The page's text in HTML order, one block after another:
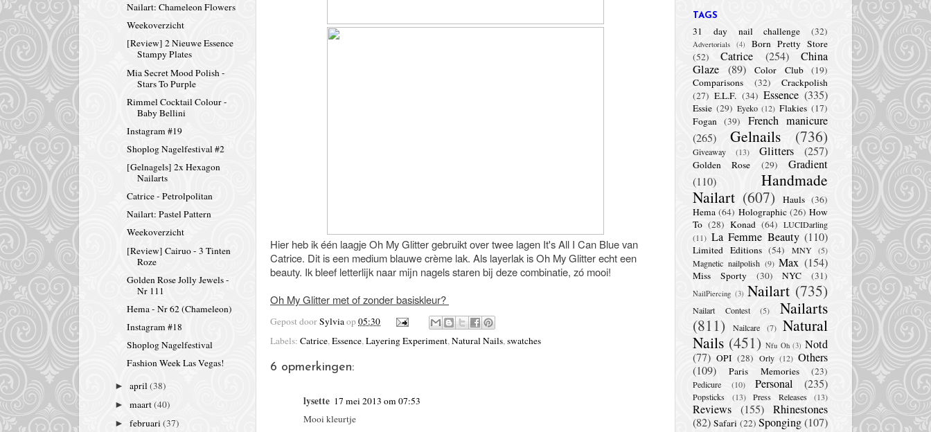
Hier heb ik één laagje Oh My Glitter gebruikt over twee lagen It's All I Can Blue van
Catrice. Dit is een medium blauwe crème lak. Als layerlak is Oh My Glitter echt een
beauty. Ik bleef letterlijk naar mijn nagels staren bij deze combinatie, zó mooi!
Oh My Glitter met of zonder basiskleur?
Gepost doorSylviaop05:30
Labels: Catrice,Essence,Layering Experiment,Natural Nails,swatches
6 opmerkingen:
lysette 17 mei 2013 om 07:53
Mooi kleurtje
Nailart: Chameleon Flowers
Weekoverzicht
[Review] 2 Nieuwe Essence
Stampy Plates
Mia Secret Mood Polish -
Stars To Purple
Rimmel Cocktail Colour -
Baby Bellini
Instagram #19
Shoplog Nagelfestival #2
[Gelnagels] 2x Hexagon
Nailarts
Catrice - Petrolpolitan
Nailart: Pastel Pattern
Weekoverzicht
[Review] Cairuo - 3 Tinten
Roze
Golden Rose Jolly Jewels -
Nr 111
Hema - Nr 62 (Chameleon)
Instagram #18
Shoplog Nagelfestival
Fashion Week Las Vegas!
►april(38)
►maart(40)
►februari(37)
TAGS
31 day nail challenge (32)
Advertorials (4)
Born Pretty Store
(52)
Catrice (254)
China
Glaze (89) Color Club
(19)
Comparisons
(32)
Crackpolish
(27) E.L.F. (34) Essence (335)
Essie (29) Eyeko (12) Flakies (17)
Fogan (39)
French manicure
(265)
Gelnails (736)
Giveaway (13) Glitters (257)
Golden Rose (29)
Gradient
(110)
Handmade
Nailart (607) Hauls (36)
Hema (64) Holographic (26) How
To (28) Konad (64) LUCIDarling
(11) La Femme Beauty (110)
Limited Editions (54) MNY (5)
Magnetic nailpolish (9) Max (154)
Miss Sporty (30) NYC (31)
NailPiercing (3) Nailart (735)
Nailart Contest (5)
Nailarts
(811)
Nailcare (7) Natural
Nails (451) Nfu Oh (3) Notd
(77) OPI (28) Orly (12) Others
(109)
Paris Memories (23)
Pedicure (10) Personal (235)
Popsticks (13) Press Releases (13)
Reviews (155) Rhinestones
(82) Safari (22) Sponging(107)